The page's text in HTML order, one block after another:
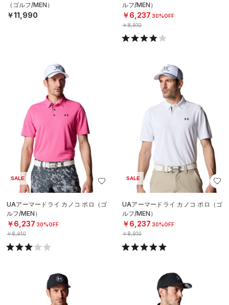
（ゴルフ/MEN）
￥11,990
ルフ/MEN）
￥6,237 30%OFF
￥8,910
SALE
UAアーマードライ カノコ ポロ（ゴ
ルフ/MEN）
￥6,237 30%OFF
￥8,910
SALE
UAアーマードライ カノコ ポロ（ゴ
ルフ/MEN）
￥6,237 30%OFF
￥8,910